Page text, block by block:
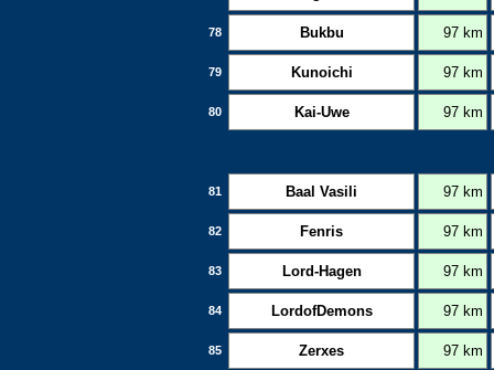
78 Bukbu 97 km
79 Kunoichi 97 km
80 Kai-Uwe 97 km
81 Baal Vasili 97 km
82 Fenris 97 km
83 Lord-Hagen 97 km
84 LordofDemons 97 km
85 Zerxes 97 km